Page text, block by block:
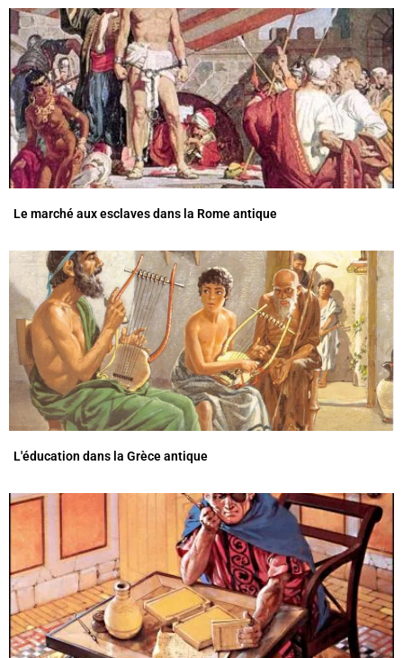
Le marché aux esclaves dans la Rome antique
L'éducation dans la Grèce antique